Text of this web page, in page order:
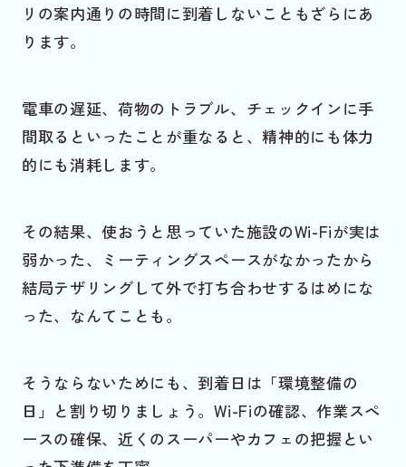
リの案内通りの時間に到着しないこともざらにあ
ります。
電車の遅延、荷物のトラブル、チェックインに手
間取るといったことが重なると、精神的にも体力
的にも消耗します。
その結果、使おうと思っていた施設のWi-Fiが実は
弱かった、ミーティングスペースがなかったから
結局テザリングして外で打ち合わせするはめにな
った、なんてことも。
そうならないためにも、到着日は「環境整備の
日」と割り切りましょう。Wi-Fiの確認、作業スペ
ースの確保、近くのスーパーやカフェの把握とい